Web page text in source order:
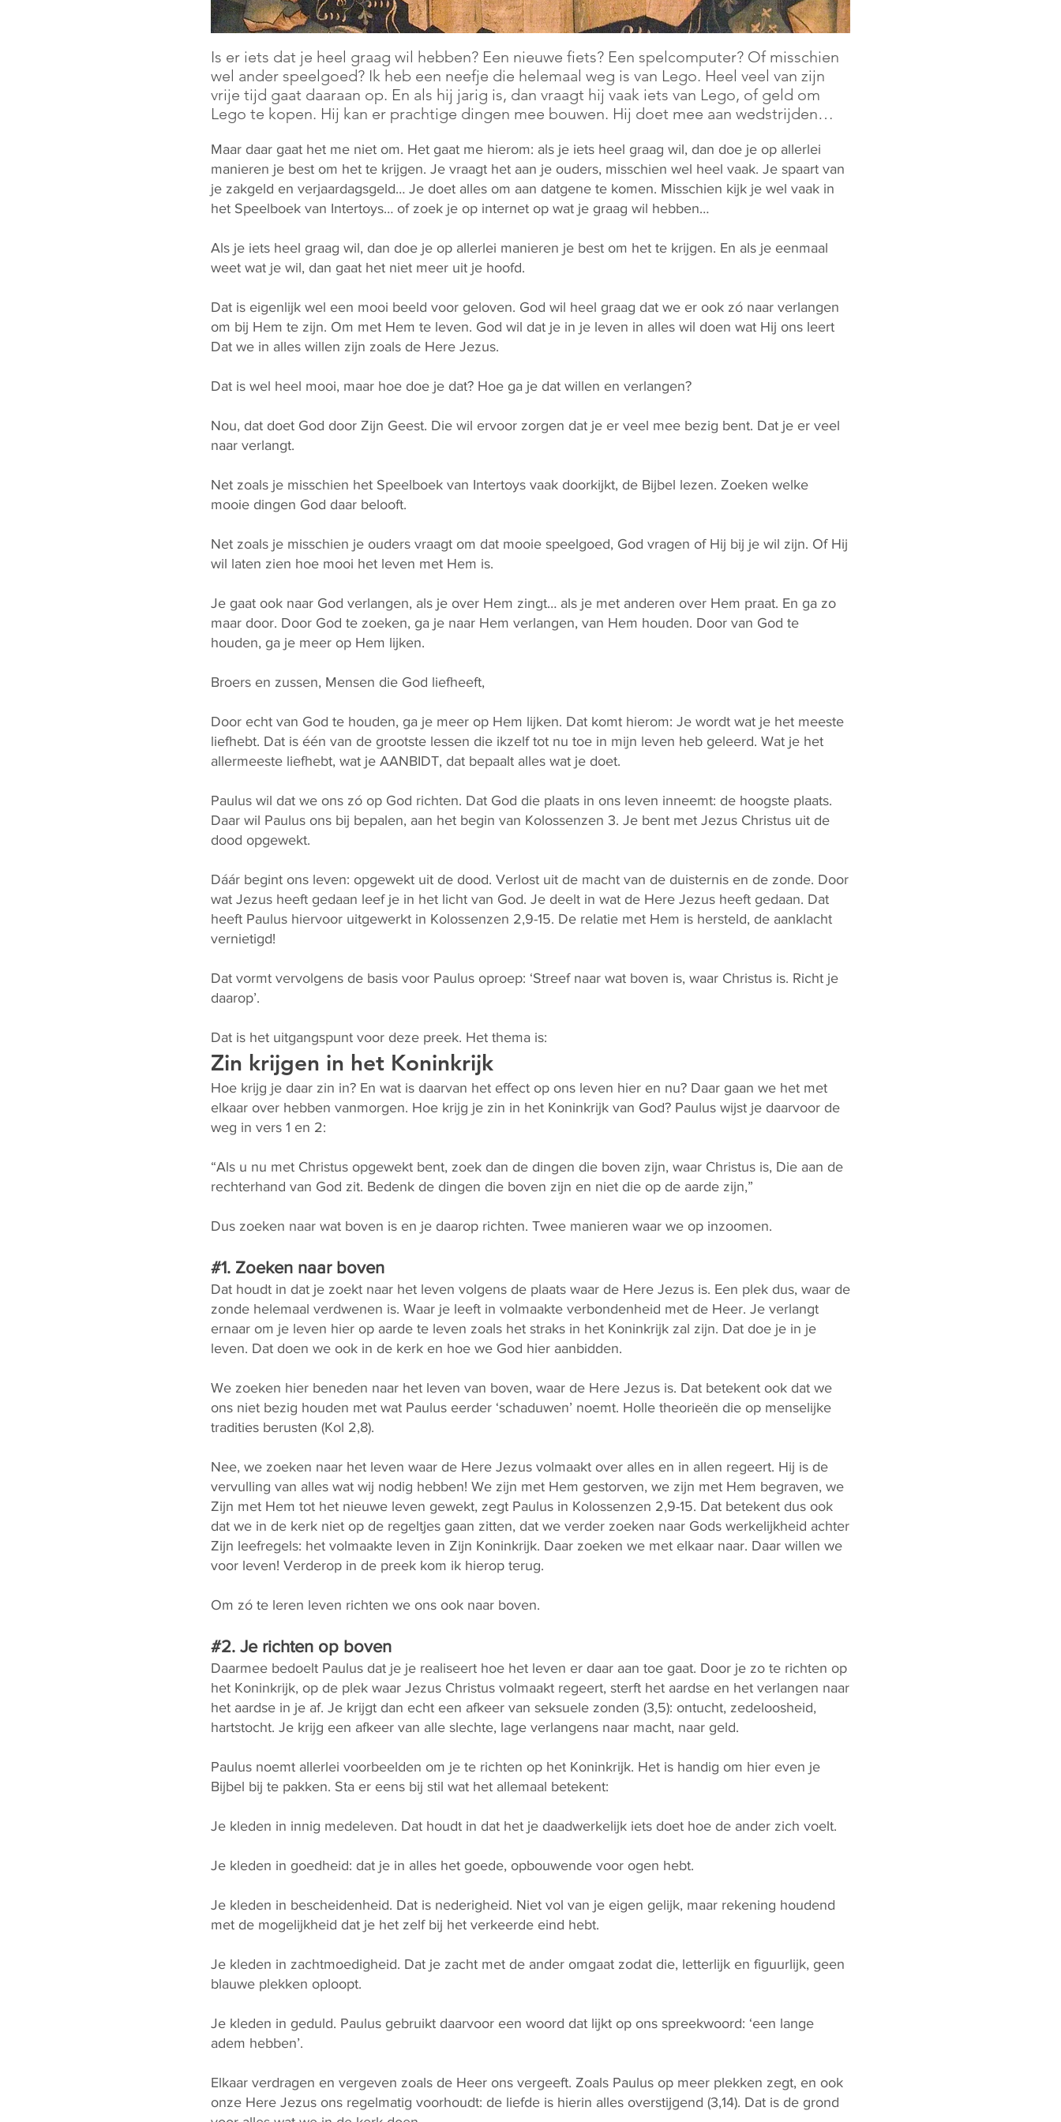
Is er iets dat je heel graag wil hebben? Een nieuwe fiets? Een spelcomputer? Of misschien
wel ander speelgoed? Ik heb een neefje die helemaal weg is van Lego. Heel veel van zijn
vrije tijd gaat daaraan op. En als hij jarig is, dan vraagt hij vaak iets van Lego, of geld om
Lego te kopen. Hij kan er prachtige dingen mee bouwen. Hij doet mee aan wedstrijden…
Maar daar gaat het me niet om. Het gaat me hierom: als je iets heel graag wil, dan doe je op allerlei
manieren je best om het te krijgen. Je vraagt het aan je ouders, misschien wel heel vaak. Je spaart van
je zakgeld en verjaardagsgeld… Je doet alles om aan datgene te komen. Misschien kijk je wel vaak in
het Speelboek van Intertoys… of zoek je op internet op wat je graag wil hebben…
Als je iets heel graag wil, dan doe je op allerlei manieren je best om het te krijgen. En als je eenmaal
weet wat je wil, dan gaat het niet meer uit je hoofd.
Dat is eigenlijk wel een mooi beeld voor geloven. God wil heel graag dat we er ook zó naar verlangen
om bij Hem te zijn. Om met Hem te leven. God wil dat je in je leven in alles wil doen wat Hij ons leert
Dat we in alles willen zijn zoals de Here Jezus.
Dat is wel heel mooi, maar hoe doe je dat? Hoe ga je dat willen en verlangen?
Nou, dat doet God door Zijn Geest. Die wil ervoor zorgen dat je er veel mee bezig bent. Dat je er veel
naar verlangt.
Net zoals je misschien het Speelboek van Intertoys vaak doorkijkt, de Bijbel lezen. Zoeken welke
mooie dingen God daar belooft.
Net zoals je misschien je ouders vraagt om dat mooie speelgoed, God vragen of Hij bij je wil zijn. Of Hij
wil laten zien hoe mooi het leven met Hem is.
Je gaat ook naar God verlangen, als je over Hem zingt… als je met anderen over Hem praat. En ga zo
maar door. Door God te zoeken, ga je naar Hem verlangen, van Hem houden. Door van God te
houden, ga je meer op Hem lijken.
Broers en zussen, Mensen die God liefheeft,
Door echt van God te houden, ga je meer op Hem lijken. Dat komt hierom: Je wordt wat je het meeste
liefhebt. Dat is één van de grootste lessen die ikzelf tot nu toe in mijn leven heb geleerd. Wat je het
allermeeste liefhebt, wat je AANBIDT, dat bepaalt alles wat je doet.
Paulus wil dat we ons zó op God richten. Dat God die plaats in ons leven inneemt: de hoogste plaats.
Daar wil Paulus ons bij bepalen, aan het begin van Kolossenzen 3. Je bent met Jezus Christus uit de
dood opgewekt.
Dáár begint ons leven: opgewekt uit de dood. Verlost uit de macht van de duisternis en de zonde. Door
wat Jezus heeft gedaan leef je in het licht van God. Je deelt in wat de Here Jezus heeft gedaan. Dat
heeft Paulus hiervoor uitgewerkt in Kolossenzen 2,9-15. De relatie met Hem is hersteld, de aanklacht
vernietigd!
Dat vormt vervolgens de basis voor Paulus oproep: ‘Streef naar wat boven is, waar Christus is. Richt je
daarop’.
Dat is het uitgangspunt voor deze preek. Het thema is:
Zin krijgen in het Koninkrijk
Hoe krijg je daar zin in? En wat is daarvan het effect op ons leven hier en nu? Daar gaan we het met
elkaar over hebben vanmorgen. Hoe krijg je zin in het Koninkrijk van God? Paulus wijst je daarvoor de
weg in vers 1 en 2:
“Als u nu met Christus opgewekt bent, zoek dan de dingen die boven zijn, waar Christus is, Die aan de
rechterhand van God zit. Bedenk de dingen die boven zijn en niet die op de aarde zijn,”
Dus zoeken naar wat boven is en je daarop richten. Twee manieren waar we op inzoomen.
#1. Zoeken naar boven
Dat houdt in dat je zoekt naar het leven volgens de plaats waar de Here Jezus is. Een plek dus, waar de
zonde helemaal verdwenen is. Waar je leeft in volmaakte verbondenheid met de Heer. Je verlangt
ernaar om je leven hier op aarde te leven zoals het straks in het Koninkrijk zal zijn. Dat doe je in je
leven. Dat doen we ook in de kerk en hoe we God hier aanbidden.
We zoeken hier beneden naar het leven van boven, waar de Here Jezus is. Dat betekent ook dat we
ons niet bezig houden met wat Paulus eerder ‘schaduwen’ noemt. Holle theorieën die op menselijke
tradities berusten (Kol 2,8).
Nee, we zoeken naar het leven waar de Here Jezus volmaakt over alles en in allen regeert. Hij is de
vervulling van alles wat wij nodig hebben! We zijn met Hem gestorven, we zijn met Hem begraven, we
Zijn met Hem tot het nieuwe leven gewekt, zegt Paulus in Kolossenzen 2,9-15. Dat betekent dus ook
dat we in de kerk niet op de regeltjes gaan zitten, dat we verder zoeken naar Gods werkelijkheid achter
Zijn leefregels: het volmaakte leven in Zijn Koninkrijk. Daar zoeken we met elkaar naar. Daar willen we
voor leven! Verderop in de preek kom ik hierop terug.
Om zó te leren leven richten we ons ook naar boven.
#2. Je richten op boven
Daarmee bedoelt Paulus dat je je realiseert hoe het leven er daar aan toe gaat. Door je zo te richten op
het Koninkrijk, op de plek waar Jezus Christus volmaakt regeert, sterft het aardse en het verlangen naar
het aardse in je af. Je krijgt dan echt een afkeer van seksuele zonden (3,5): ontucht, zedeloosheid,
hartstocht. Je krijg een afkeer van alle slechte, lage verlangens naar macht, naar geld.
Paulus noemt allerlei voorbeelden om je te richten op het Koninkrijk. Het is handig om hier even je
Bijbel bij te pakken. Sta er eens bij stil wat het allemaal betekent:
Je kleden in innig medeleven. Dat houdt in dat het je daadwerkelijk iets doet hoe de ander zich voelt.
Je kleden in goedheid: dat je in alles het goede, opbouwende voor ogen hebt.
Je kleden in bescheidenheid. Dat is nederigheid. Niet vol van je eigen gelijk, maar rekening houdend
met de mogelijkheid dat je het zelf bij het verkeerde eind hebt.
Je kleden in zachtmoedigheid. Dat je zacht met de ander omgaat zodat die, letterlijk en figuurlijk, geen
blauwe plekken oploopt.
Je kleden in geduld. Paulus gebruikt daarvoor een woord dat lijkt op ons spreekwoord: ‘een lange
adem hebben’.
Elkaar verdragen en vergeven zoals de Heer ons vergeeft. Zoals Paulus op meer plekken zegt, en ook
onze Here Jezus ons regelmatig voorhoudt: de liefde is hierin alles overstijgend (3,14). Dat is de grond